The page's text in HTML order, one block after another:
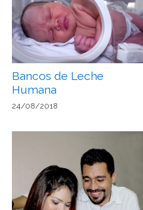
Bancos de Leche
Humana
24/08/2018